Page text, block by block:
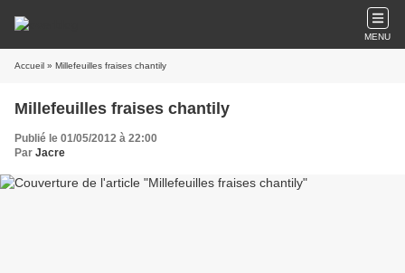
MENU
Accueil » Millefeuilles fraises chantily
Millefeuilles fraises chantily
Publié le 01/05/2012 à 22:00
Par Jacre